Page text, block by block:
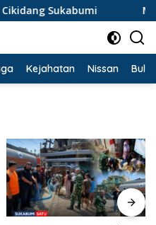
Sukabumi Misteri
Kejahatan Nissan